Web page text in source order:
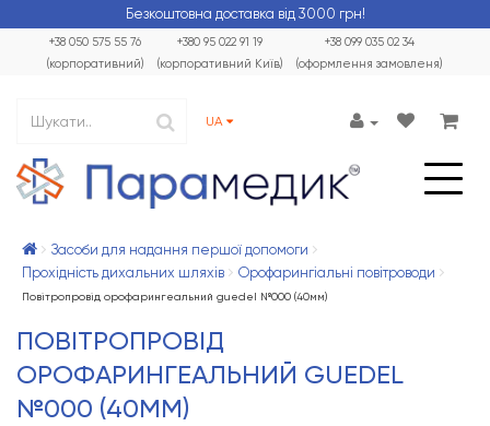
Безкоштовна доставка від 3000 грн!
+38 099 035 02 34
(оформлення замовленя)
+38 050 575 55 76
(корпоративний)
+380 95 022 91 19
(корпоративний Київ)
UA
Засоби для надання першої допомоги
Прохідність дихальних шляхів
Орофарингіальні повітроводи
Повітропровід орофарингеальний guedel №000 (40мм)
ПОВІТРОПРОВІД
ОРОФАРИНГЕАЛЬНИЙ GUEDEL
№000 (40ММ)